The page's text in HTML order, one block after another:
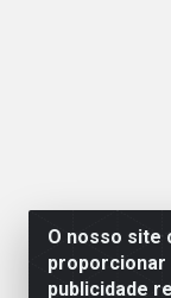
O nosso site
proporcionar
publicidade